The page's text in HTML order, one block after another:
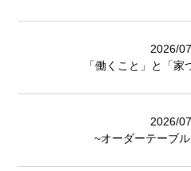
2026/
「働くこと」と「家
2026/
~オーダーテーブ